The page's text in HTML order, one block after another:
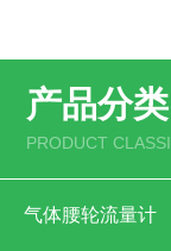
产品分类
PRODUCT
气体腰轮流量计